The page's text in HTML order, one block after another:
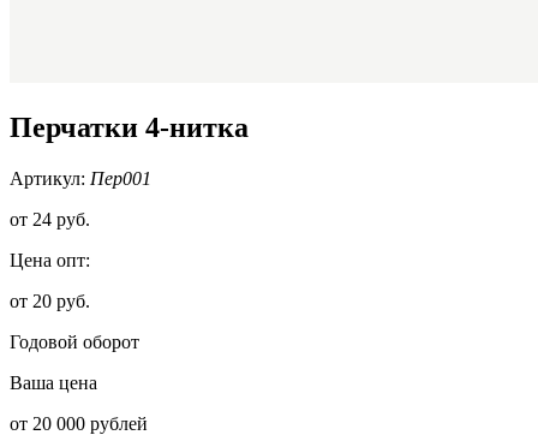
Перчатки 4-нитка
Артикул: Пер001
от 24 руб.
Цена опт:
от 20 руб.
Годовой оборот
Ваша цена
от 20 000 рублей